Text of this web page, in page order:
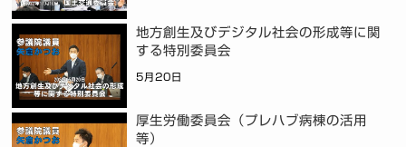
地方創生及びデジタル社会の形成等に関
する特別委員会
5月20日
厚生労働委員会（プレハブ病棟の活用
等）